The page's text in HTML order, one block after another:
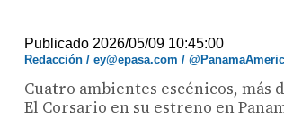
Publicado 2026/05/09 10:45:00
Redacción / ey@epasa.com /
Cuatro ambientes escénicos, más
El Corsario en su estreno en